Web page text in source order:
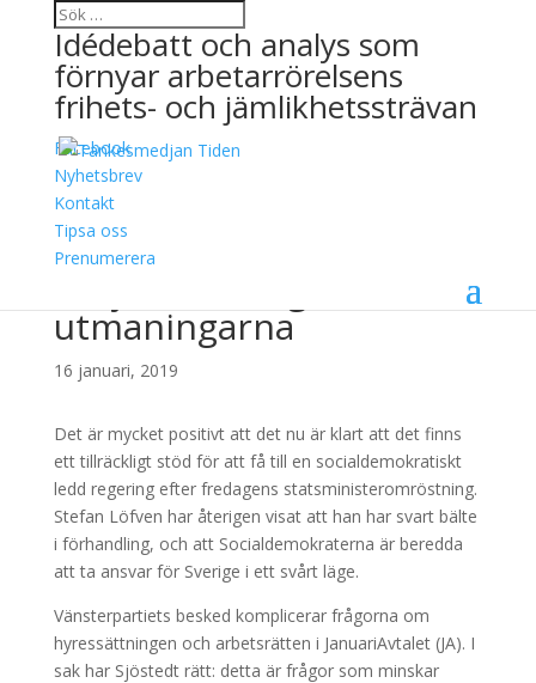
Idédebatt och analys som
förnyar arbetarrörelsens
frihets- och jämlikhetssträvan
Facebook
Nyhetsbrev
Kontakt
Tipsa oss
Prenumerera
Positivt att det finns
tillräckligt stöd för S-
ledd regering – men nu
utmaningarna
16 januari, 2019
Det är mycket positivt att det nu är klart att det finns
ett tillräckligt stöd för att få till en socialdemokratiskt
ledd regering efter fredagens statsministeromröstning.
Stefan Löfven har återigen visat att han har svart bälte
i förhandling, och att Socialdemokraterna är beredda
att ta ansvar för Sverige i ett svårt läge.
Vänsterpartiets besked komplicerar frågorna om
hyressättningen och arbetsrätten i JanuariAvtalet (JA). I
sak har Sjöstedt rätt: detta är frågor som minskar